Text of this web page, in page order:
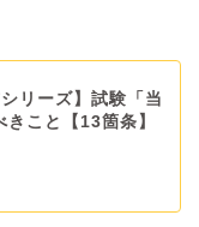
シリーズ】試験「当
きこと【13箇条】